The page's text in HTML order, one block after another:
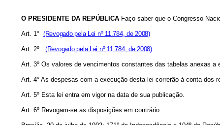
O PRESIDENTE DA REPÚBLICA Faço saber que o Congresso
Art. 1° (Revogado pela Lei nº 11.784, de 2008)
Art. 2º (Revogado pela Lei nº 11.784, de 2008)
Art. 3º Os valores de vencimentos constantes das tabelas anexas a
Art. 4° As despesas com a execução desta lei correrão à conta dos
Art. 5º Esta lei entra em vigor na data de sua publicação.
Art. 6º Revogam-se as disposições em contrário.